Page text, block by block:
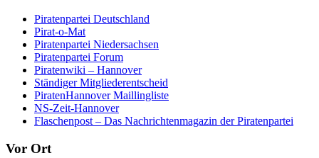
Piratenpartei Deutschland
Pirat-o-Mat
Piratenpartei Niedersachsen
Piratenpartei Forum
Piratenwiki – Hannover
Ständiger Mitgliederentscheid
PiratenHannover Maillingliste
NS-Zeit-Hannover
Flaschenpost – Das Nachrichtenmagazin der Piratenpartei
Vor Ort